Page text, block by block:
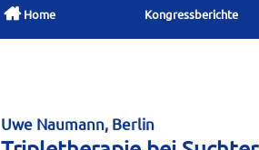
Uwe Naumann, Berlin
Home Kongressberichte